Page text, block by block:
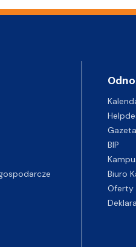
BIP
Biuro
Oferty